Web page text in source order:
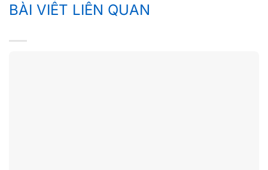
BÀI VIẾT LIÊN QUAN